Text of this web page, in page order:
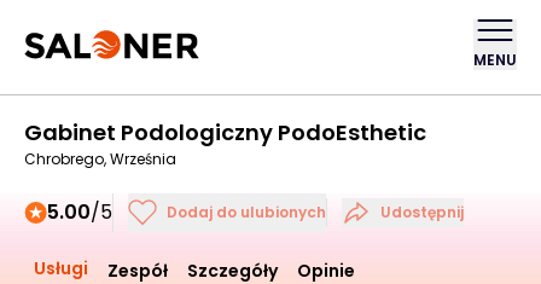
MENU
Gabinet Podologiczny PodoEsthetic
Chrobrego, Września
5.00/5 Dodaj do ulubionych Udostępnij
Usługi Zespół Szczegóły Opinie